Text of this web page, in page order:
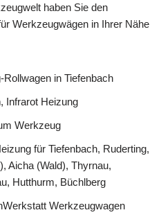
haben Sie den
Werkzeugwägen in Ihrer Nähe
in Tiefenbach
Infrarot Heizung
Werkzeug
für Tiefenbach, Ruderting,
Aicha (Wald), Thyrnau,
Hutthurm, Büchlberg
Werkzeugwagen